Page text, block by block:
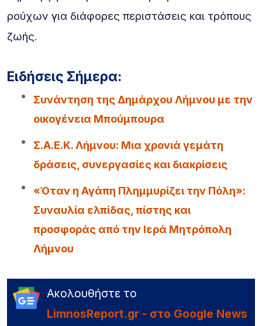
ρούχων για διάφορες περιστάσεις και τρόπους
ζωής.
Ειδήσεις Σήμερα:
Συνάντηση της Δημάρχου Λήμνου με την
οικογένεια Μπούμπουρα
Σ.Α.Ε.Κ. Λήμνου: Μια χρονιά γεμάτη
δράσεις, συνεργασίες και διακρίσεις
«Όταν η Αγάπη Πλημμυρίζει την Πόλη»:
Συναυλία ελπίδας, πίστης και
προσφοράς από την Ιερά Μητρόπολη
Λήμνου
Ακολουθήστε το
LimnosReport.gr - στο Google News